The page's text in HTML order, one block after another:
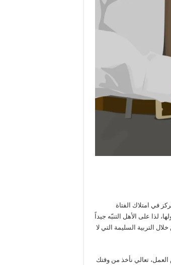
في امتلاك الفتاة
على الأهل التنبّه جيداً
التربية السليمة التي لا
تعالي نأخذ من وقتك